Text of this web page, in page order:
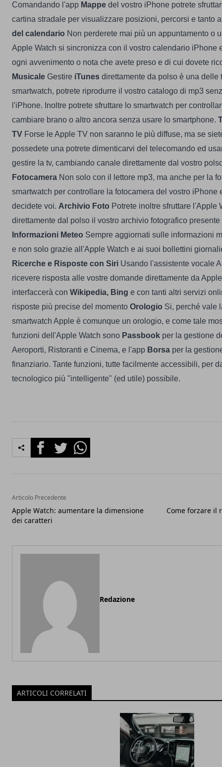
Comandando l'app Mappe del vostro iPhone potrete
cartina stradale per visualizzare posizioni, percorsi e tanto
del calendario Non perderete mai più un appuntamento o
Apple Watch si sincronizza con il vostro calendario iPhone
ogni avvenimento o nota che avete preso e di cui dovete
Musicale Gestire iTunes direttamente da polso è una delle
smartwatch, potrete riprodurre il vostro catalogo di mp3
l'iPhone. Inoltre potrete sfruttare lo smartwatch per
cambiare brano o altro ancora senza usare lo smartphone.
TV Forse le Apple TV non saranno le più diffuse, ma se
possedete una potrete dimenticarvi del telecomando ed
gestire la tv, cambiando canale direttamente dal vostro
Fotocamera Non solo con il lettore mp3, ma anche per la
smartwatch per controllare la fotocamera del vostro iPhone
decidete voi. Archivio Foto Potrete inoltre sfruttare l'Apple
direttamente dal polso il vostro archivio fotografico
Informazioni Meteo Sempre aggiornati sulle informazioni
e non solo grazie all'Apple Watch e ai suoi bollettini
Ricerche e Risposte con Siri Usando l'assistente vocale
ricevere risposta alle vostre domande direttamente da
interfaccerà con Wikipedia, Bing e con tanti altri servizi
risposte più precise del momento Orologio Si, perché vale
smartwatch Apple è comunque un orologio, e come tale
funzioni dell'Apple Watch sono Passbook per la gestione
Aeroporti, Ristoranti e Cinema, e l'app Borsa per la
finanziario. Tante funzioni, tutte facilmente accessibili, per
tecnologico più "intelligente" (ed utile) possibile.
FacebookTwitterWhatsapp
Articolo Precedente
Apple Watch: aumentare la dimensione
dei caratteri
Come forzare il
Redazione
ARTICOLI CORRELATI